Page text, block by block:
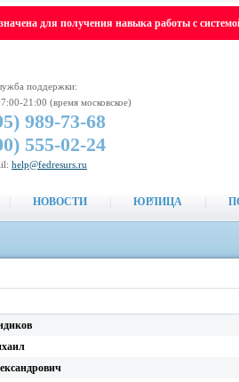
для получения навыка работы с
поддержки:
21:00 (время московское)
989-73-68
555-02-24
help@fedresurs.ru
НОВОСТИ ЮРЛИЦА